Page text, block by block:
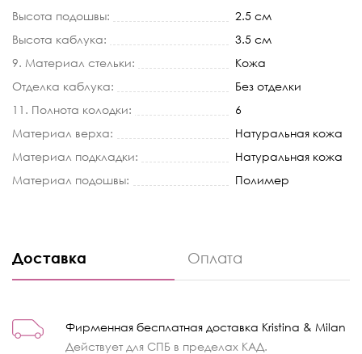
Высота подошвы:
2.5 см
Высота каблука:
3.5 см
9. Материал стельки:
Кожа
Отделка каблука:
Без отделки
11. Полнота колодки:
6
Материал верха:
Натуральная кожа
Материал подкладки:
Натуральная кожа
Материал подошвы:
Полимер
Доставка Оплата
Фирменная бесплатная доставка Kristina & Milan
Действует для СПБ в пределах КАД.